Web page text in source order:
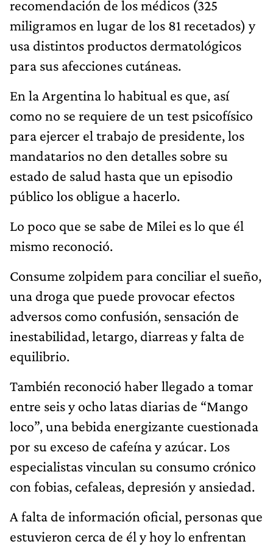
recomendación de los médicos (325
miligramos en lugar de los 81 recetados) y
usa distintos productos dermatológicos
para sus afecciones cutáneas.
En la Argentina lo habitual es que, así
como no se requiere de un test psicofísico
para ejercer el trabajo de presidente, los
mandatarios no den detalles sobre su
estado de salud hasta que un episodio
público los obligue a hacerlo.
Lo poco que se sabe de Milei es lo que él
mismo reconoció.
Consume zolpidem para conciliar el sueño,
una droga que puede provocar efectos
adversos como confusión, sensación de
inestabilidad, letargo, diarreas y falta de
equilibrio.
También reconoció haber llegado a tomar
entre seis y ocho latas diarias de “Mango
loco”, una bebida energizante cuestionada
por su exceso de cafeína y azúcar. Los
especialistas vinculan su consumo crónico
con fobias, cefaleas, depresión y ansiedad.
A falta de información oficial, personas que
estuvieron cerca de él y hoy lo enfrentan